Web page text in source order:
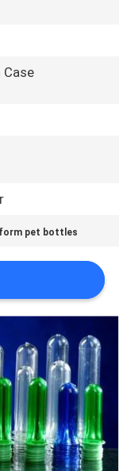
Case
pet bottles